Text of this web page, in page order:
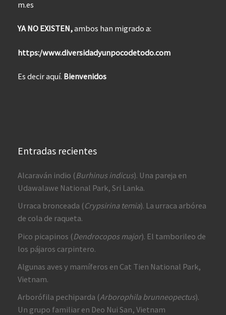
m.es
YA NO EXISTEN,ambos han migrado a:
https:/www.diversidadyunpocodetodo.com
Es decir aquí. Bienvenidos
Entradas recientes
Alcaraván indio (Burhinus indicus). Una pareja en
Udawalawe National Park, Sri Lanka.
Urraca bronceada (Crypsirina temia). La urraca arbórea
de cola de raqueta.
Pico picapinos (Dendrocopos major). El tamborileo de
los pájaros carpintero.
Algunas aves y mamíferos en Cat Tien National Park,
Vietnam.
Arborófila pechiparda (Arborophila brunneopectus).
Un grupo familiar en Deo Nui San, Vietnam